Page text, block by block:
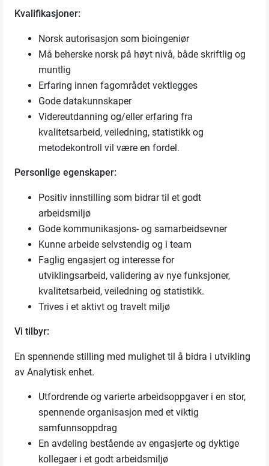
Kvalifikasjoner:
Norsk autorisasjon som bioingeniør
Må beherske norsk på høyt nivå, både skriftlig og
muntlig
Erfaring innen fagområdet vektlegges
Gode datakunnskaper
Videreutdanning og/eller erfaring fra
kvalitetsarbeid, veiledning, statistikk og
metodekontroll vil være en fordel.
Personlige egenskaper:
Positiv innstilling som bidrar til et godt
arbeidsmiljø
Gode kommunikasjons- og samarbeidsevner
Kunne arbeide selvstendig og i team
Faglig engasjert og interesse for
utviklingsarbeid, validering av nye funksjoner,
kvalitetsarbeid, veiledning og statistikk.
Trives i et aktivt og travelt miljø
Vi tilbyr:
En spennende stilling med mulighet til å bidra i utvikling
av Analytisk enhet.
Utfordrende og varierte arbeidsoppgaver i en stor,
spennende organisasjon med et viktig
samfunnsoppdrag
En avdeling bestående av engasjerte og dyktige
kollegaer i et godt arbeidsmiljø